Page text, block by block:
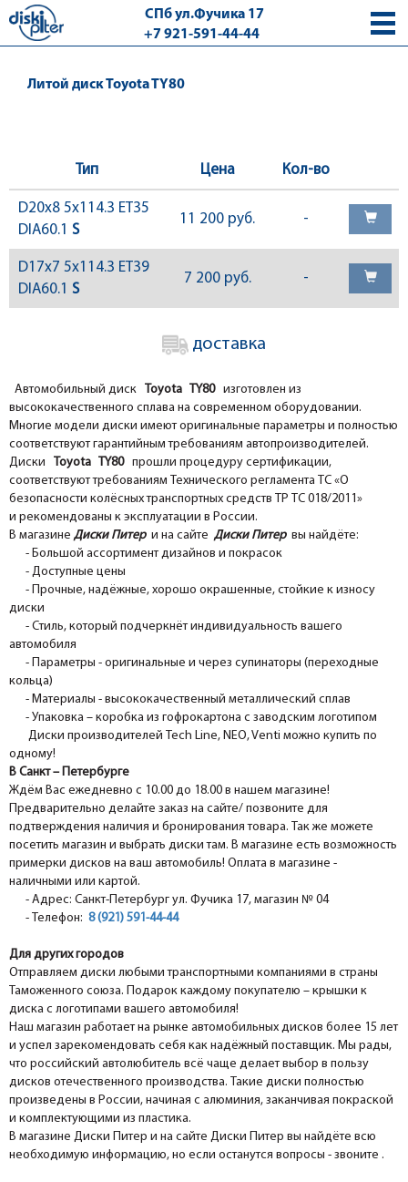
СПб ул.Фучика 17
+7 921-591-44-44
Литой диск Toyota TY80
Тип Цена Кол-во
D20x8 5x114.3 ET35
DIA60.1 S
11 200 руб. -
D17x7 5x114.3 ET39
DIA60.1 S
7 200 руб. -
доставка
Автомобильный диск Toyota TY80 изготовлен из
высококачественного сплава на современном оборудовании.
Многие модели диски имеют оригинальные параметры и полностью
соответствуют гарантийным требованиям автопроизводителей.
Диски Toyota TY80 прошли процедуру сертификации,
соответствуют требованиям Технического регламента ТС «О
безопасности колёсных транспортных средств ТР ТС 018/2011»
и рекомендованы к эксплуатации в России.
В магазине Диски Питер и на сайте Диски Питер вы найдёте:
- Большой ассортимент дизайнов и покрасок
- Доступные цены
- Прочные, надёжные, хорошо окрашенные, стойкие к износу
диски
- Стиль, который подчеркнёт индивидуальность вашего
автомобиля
- Параметры - оригинальные и через супинаторы (переходные
кольца)
- Материалы - высококачественный металлический сплав
- Упаковка – коробка из гофрокартона с заводским логотипом
Диски производителей Tech Line, NEO, Venti можно купить по
одному!
В Санкт – Петербурге
Ждём Вас ежедневно с 10.00 до 18.00 в нашем магазине!
Предварительно делайте заказ на сайте/ позвоните для
подтверждения наличия и бронирования товара. Так же можете
посетить магазин и выбрать диски там. В магазине есть возможность
примерки дисков на ваш автомобиль! Оплата в магазине -
наличными или картой.
- Адрес: Санкт-Петербург ул. Фучика 17, магазин № 04
- Телефон: 8 (921) 591-44-44
Для других городов
Отправляем диски любыми транспортными компаниями в страны
Таможенного союза. Подарок каждому покупателю – крышки к
диска с логотипами вашего автомобиля!
Наш магазин работает на рынке автомобильных дисков более 15 лет
и успел зарекомендовать себя как надёжный поставщик. Мы рады,
что российский автолюбитель всё чаще делает выбор в пользу
дисков отечественного производства. Такие диски полностью
произведены в России, начиная с алюминия, заканчивая покраской
и комплектующими из пластика.
В магазине Диски Питер и на сайте Диски Питер вы найдёте всю
необходимую информацию, но если останутся вопросы - звоните .